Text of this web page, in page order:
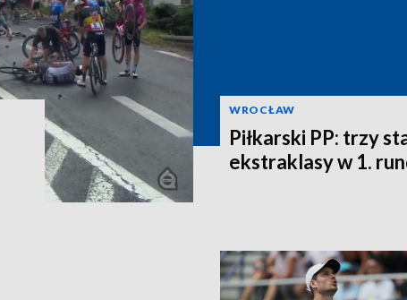
WROCŁAW
Piłkarski PP: trzy
ekstraklasy w 1.